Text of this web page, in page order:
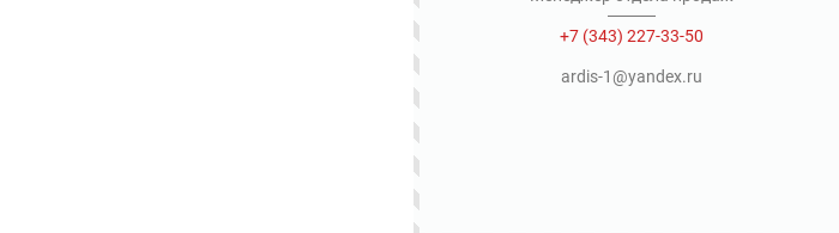
+7 (343) 227-33-50
ardis-1@yandex.ru